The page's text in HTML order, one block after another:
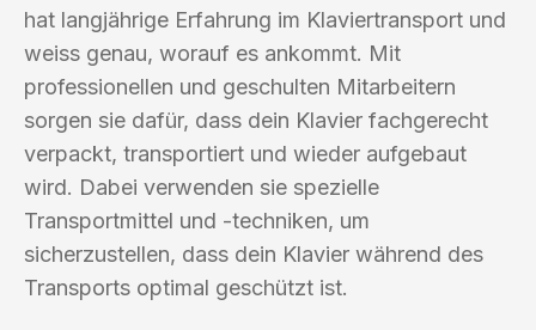
hat langjährige Erfahrung im Klaviertransport und
weiss genau, worauf es ankommt. Mit
professionellen und geschulten Mitarbeitern
sorgen sie dafür, dass dein Klavier fachgerecht
verpackt, transportiert und wieder aufgebaut
wird. Dabei verwenden sie spezielle
Transportmittel und -techniken, um
sicherzustellen, dass dein Klavier während des
Transports optimal geschützt ist.